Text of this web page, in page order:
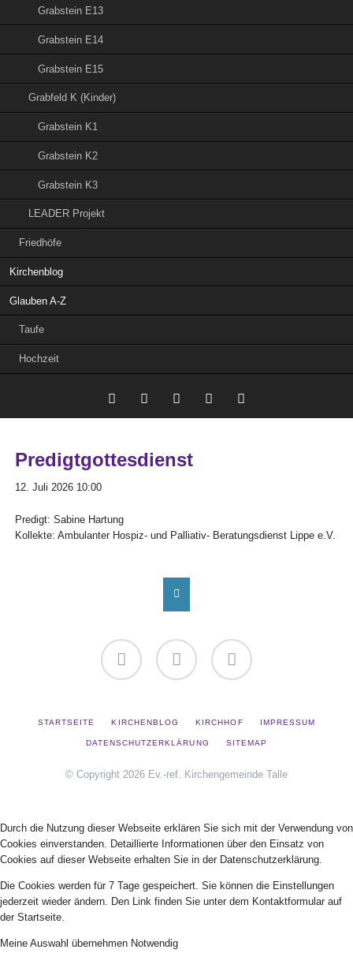
Grabstein E13
Grabstein E14
Grabstein E15
Grabfeld K (Kinder)
Grabstein K1
Grabstein K2
Grabstein K3
LEADER Projekt
Friedhöfe
Kirchenblog
Glauben A-Z
Taufe
Hochzeit
Predigtgottesdienst
12. Juli 2026 10:00
Predigt: Sabine Hartung
Kollekte: Ambulanter Hospiz- und Palliativ- Beratungsdienst Lippe e.V.
STARTSEITE KIRCHENBLOG KIRCHHOF IMPRESSUM
DATENSCHUTZERKLÄRUNG SITEMAP
© Copyright 2026 Ev.-ref. Kirchengemeinde Talle
Durch die Nutzung dieser Webseite erklären Sie sich mit der Verwendung von
Cookies einverstanden. Detaillierte Informationen über den Einsatz von
Cookies auf dieser Webseite erhalten Sie in der Datenschutzerklärung.
Die Cookies werden für 7 Tage gespeichert. Sie können die Einstellungen
jederzeit wieder ändern. Den Link finden Sie unter dem Kontaktformular auf
der Startseite.
Meine Auswahl übernehmen Notwendig